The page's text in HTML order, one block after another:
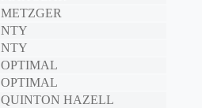
METZGER
NTY
NTY
OPTIMAL
OPTIMAL
QUINTON HAZELL